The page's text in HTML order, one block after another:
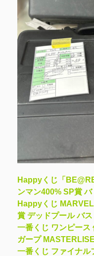
Happyくじ「
ンマン400% SP賞
Happyくじ
賞 デッドプール バ
一番くじ ワンピース
ガープ MASTERLISE
一番くじ ファイナ